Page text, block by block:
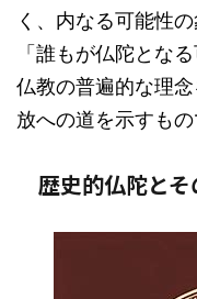
く、内なる可能性
「誰もが仏陀とな
仏教の普遍的な理
放への道を示すもの
歴史的仏陀と